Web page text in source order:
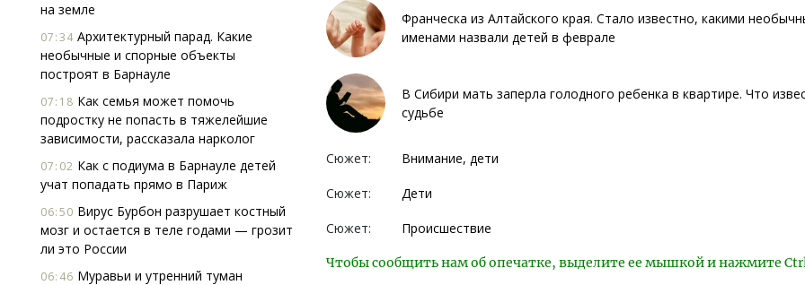
на земле
07:34 Архитектурный парад. Какие
необычные и спорные объекты
построят в Барнауле
07:18 Как семья может помочь
подростку не попасть в тяжелейшие
зависимости, рассказала нарколог
07:02 Как с подиума в Барнауле детей
учат попадать прямо в Париж
06:50 Вирус Бурбон разрушает костный
мозг и остается в теле годами — грозит
ли это России
06:46 Муравьи и утренний туман
Франческа из Алтайского края. Стало известно, какими
именами назвали детей в феврале
В Сибири мать заперла голодного ребенка в квартире. Что
судьбе
Сюжет: Внимание, дети
Сюжет: Дети
Сюжет: Происшествие
Чтобы сообщить нам об опечатке, выделите ее мышкой и нажмите